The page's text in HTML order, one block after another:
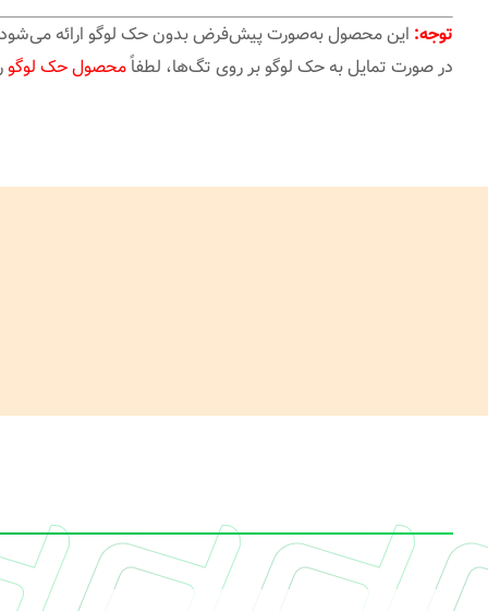
توجه: این محصول به‌صورت پیش‌فرض بدون حک لوگو ارائه
در صورت تمایل به حک لوگو بر روی تگ‌ها، لطفاًمحصول حک لوگو